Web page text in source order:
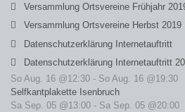
Versammlung Ortsvereine Frühjahr
Versammlung Ortsvereine Herbst 2019
Datenschutzerklärung Internetauftritt
Datenschutzerklärung Internetauftritt
So Aug. 16 @12:30 - So Aug. 16 @19:30
Selfkantplakette Isenbruch
Sa Sep. 05 @13:00 - Sa Sep. 05 @20:00